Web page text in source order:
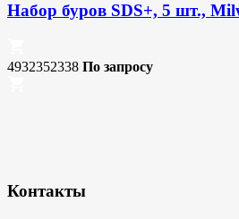
Набор буров SDS+, 5 шт.,
4932352338 По запросу
Контакты